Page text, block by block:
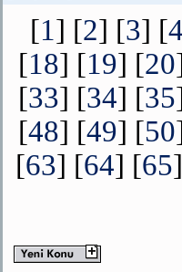
[1] [2] [3] [4
[18] [19] [20
[33] [34] [35
[48] [49] [50
[63] [64] [65